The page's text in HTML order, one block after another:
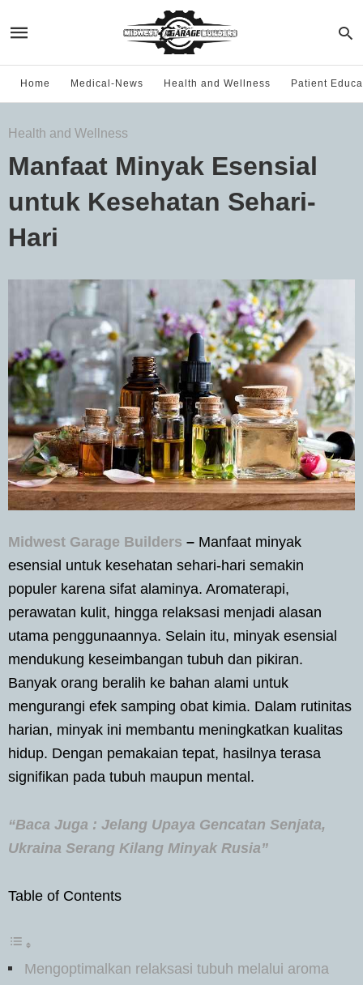
Home Medical-News Health and Wellness Patient
Health and Wellness
Manfaat Minyak Esensial
untuk Kesehatan Sehari-
Hari
Midwest Garage Builders – Manfaat minyak
esensial untuk kesehatan sehari-hari semakin
populer karena sifat alaminya. Aromaterapi,
perawatan kulit, hingga relaksasi menjadi alasan
utama penggunaannya. Selain itu, minyak esensial
mendukung keseimbangan tubuh dan pikiran.
Banyak orang beralih ke bahan alami untuk
mengurangi efek samping obat kimia. Dalam rutinitas
harian, minyak ini membantu meningkatkan kualitas
hidup. Dengan pemakaian tepat, hasilnya terasa
signifikan pada tubuh maupun mental.
“Baca Juga : Jelang Upaya Gencatan Senjata,
Ukraina Serang Kilang Minyak Rusia”
Table of Contents
Mengoptimalkan relaksasi tubuh melalui aroma